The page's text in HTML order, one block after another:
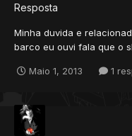
Resposta
Minha duvida e
barco eu ouvi fala que o
rms e como adicionar o
Maio 1, 2013 1